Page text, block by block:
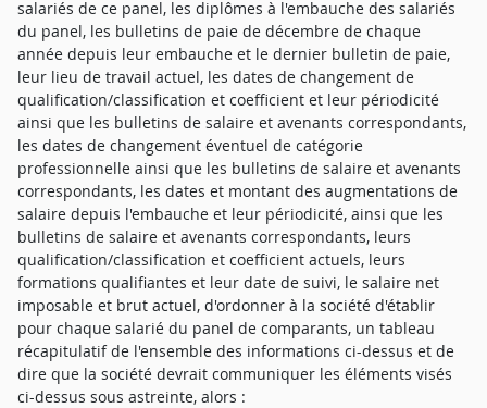
salariés de ce panel, les diplômes à l'embauche des salariés
du panel, les bulletins de paie de décembre de chaque
année depuis leur embauche et le dernier bulletin de paie,
leur lieu de travail actuel, les dates de changement de
qualification/classification et coefficient et leur périodicité
ainsi que les bulletins de salaire et avenants correspondants,
les dates de changement éventuel de catégorie
professionnelle ainsi que les bulletins de salaire et avenants
correspondants, les dates et montant des augmentations de
salaire depuis l'embauche et leur périodicité, ainsi que les
bulletins de salaire et avenants correspondants, leurs
qualification/classification et coefficient actuels, leurs
formations qualifiantes et leur date de suivi, le salaire net
imposable et brut actuel, d'ordonner à la société d'établir
pour chaque salarié du panel de comparants, un tableau
récapitulatif de l'ensemble des informations ci-dessus et de
dire que la société devrait communiquer les éléments visés
ci-dessus sous astreinte, alors :